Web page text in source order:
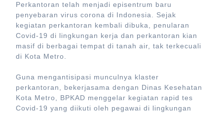
Perkantoran telah menjadi episentrum baru
penyebaran virus corona di Indonesia. Sejak
kegiatan perkantoran kembali dibuka, penularan
Covid-19 di lingkungan kerja dan perkantoran kian
masif di berbagai tempat di tanah air, tak terkecuali
di Kota Metro.
Guna mengantisipasi munculnya klaster
perkantoran, bekerjasama dengan Dinas Kesehatan
Kota Metro, BPKAD menggelar kegiatan rapid tes
Covid-19 yang diikuti oleh pegawai di lingkungan